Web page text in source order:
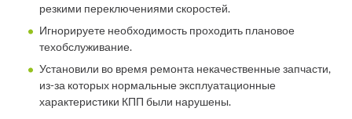
резкими переключениями скоростей.
Игнорируете необходимость проходить плановое
техобслуживание.
Установили во время ремонта некачественные запчасти,
из-за которых нормальные эксплуатационные
характеристики КПП были нарушены.